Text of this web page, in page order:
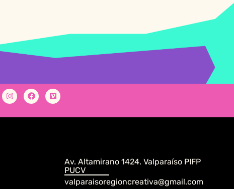
Av. Altamirano 1424. Valparaíso PIFP
PUCV
valparaisoregioncreativa@gmail.com